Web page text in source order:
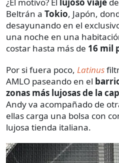
Beltrán a Tokio, Japón,
desayunando en el
una noche en una
costar hasta más de 16 mil
Por si fuera poco, Latinus
AMLO paseando en el
zonas más lujosas de la
Andy va acompañado de
ellas carga una bolsa con
lujosa tienda italiana.